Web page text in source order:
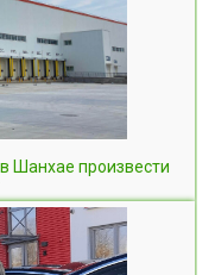
Шанхае произвести